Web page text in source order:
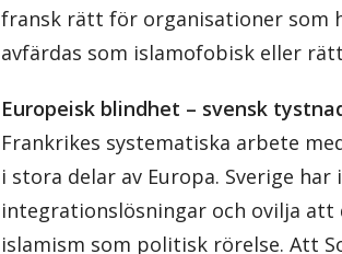
fransk rätt för organisationer som
avfärdas som islamofobisk eller
Europeisk blindhet – svensk
Frankrikes systematiska arbete
i stora delar av Europa. Sverige
integrationslösningar och ovilja att
islamism som politisk rörelse. Att